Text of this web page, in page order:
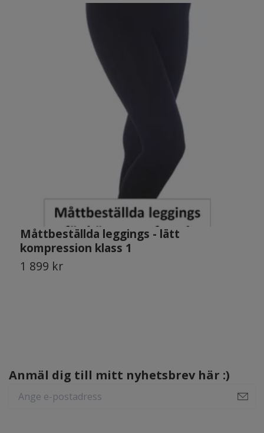
Måttbeställda leggings - lätt
kompression klass 1
1 899 kr
Anmäl dig till mitt nyhetsbrev här :)